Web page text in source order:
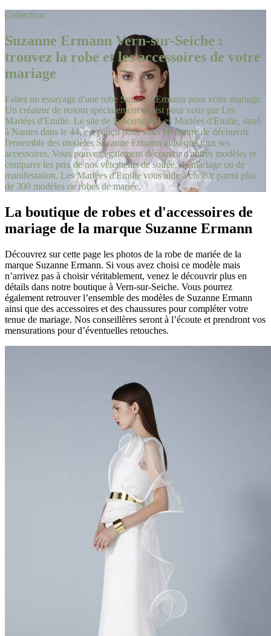
Collection
Suzanne Ermann Vern-sur-Seiche :
trouvez la robe et les accessoires de votre
mariage
Faites un essayage d'une robe Suzanne Ermann pour votre mariage.
Un créateur de renom spécialement choisi pour vous par Les
Mariées d'Emilie. Le site de la boutique Les Mariées d'Emilie, situé
à Nantes dans le 44, est conçu pour vous permettre de découvrir
l'ensemble des modèles Suzanne Ermann ainsi que tous ses
accessoires. Vous pouvez également découvrir d'autres modèles et
comparer les prix de nos vêtements de soirée, de mariage ou de
manifestation. Les Mariées d'Emilie vous aide à choisir parmi plus
de 300 modèles de robes de mariée.
La boutique de robes et d'accessoires de
mariage de la marque Suzanne Ermann
Découvrez sur cette page les photos de la robe de mariée de la
marque Suzanne Ermann. Si vous avez choisi ce modèle mais
n’arrivez pas à choisir véritablement, venez le découvrir plus en
détails dans notre boutique à Vern-sur-Seiche. Vous pourrez
également retrouver l’ensemble des modèles de Suzanne Ermann
ainsi que des accessoires et des chaussures pour compléter votre
tenue de mariage. Nos conseillères seront à l’écoute et prendront vos
mensurations pour d’éventuelles retouches.